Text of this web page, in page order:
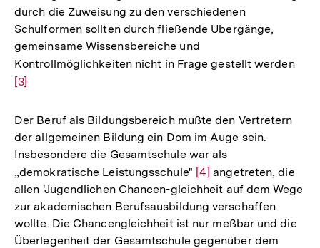
durch die Zuweisung zu den verschiedenen
Schulformen sollten durch fließende Übergänge,
gemeinsame Wissensbereiche und
Kontrollmöglichkeiten nicht in Frage gestellt werdenZur
[3]
Der Beruf als Bildungsbereich mußte den Vertretern
der allgemeinen Bildung ein Dom im Auge sein.
Insbesondere die Gesamtschule war als
„demokratische Leistungsschule" Zur
Auflösung
der
Fußnote
[4] angetreten, die
allen 'Jugendlichen Chancen-gleichheit auf dem Wege
zur akademischen Berufsausbildung verschaffen
wollte. Die Chancengleichheit ist nur meßbar und die
Überlegenheit der Gesamtschule gegenüber dem